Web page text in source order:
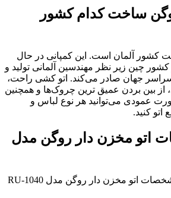
ساخت کدام کشور
کشور آلمان است. این کمپانی در حال
چین زیر نظر مهندسین آلمانی تولید و
جهان صادر می‌کند. اتو کشی راحت،
بین بردن عمیق ترین چروک‌ها و همچنین
عمودی می‌توانید هر نوع لباس و
اتو کنید.
اتو مخزن دار روگن مدل
برای آشنایی بیشتر با مشخصات اتو مخزن دار روگن مدل RU-1040